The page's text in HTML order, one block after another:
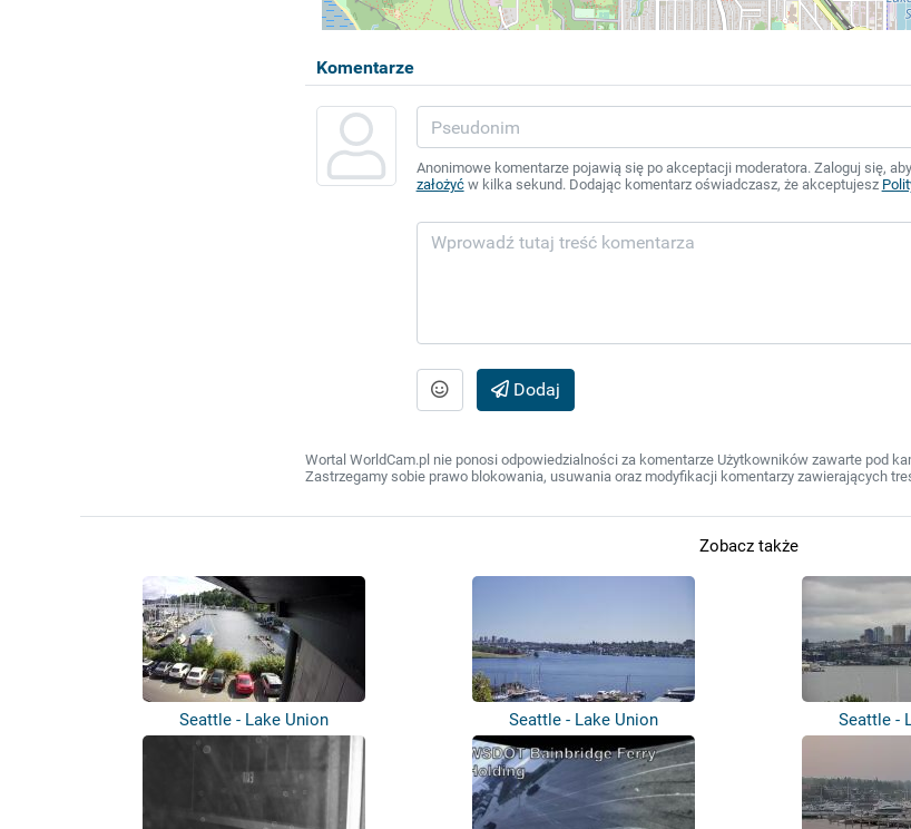
Komentarze
Anonimowe komentarze pojawią się po akceptacji moderatora. Zaloguj się,
założyćw kilka sekund. Dodając komentarz oświadczasz, że akceptujesz
Dodaj
Wortal WorldCam.pl nie ponosi odpowiedzialności za komentarze Użytkowników zawarte pod
Zastrzegamy sobie prawo blokowania, usuwania oraz modyfikacji komentarzy zawierających
Zobacz także
Seattle - Lake Union Seattle - Lake Union Seattle -